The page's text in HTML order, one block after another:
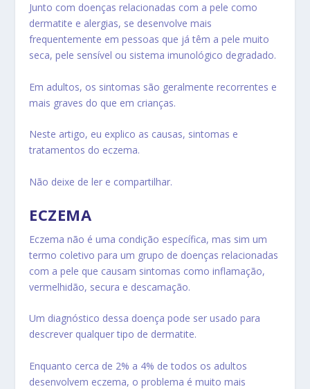
Junto com doenças relacionadas com a pele como
dermatite e alergias, se desenvolve mais
frequentemente em pessoas que já têm a pele muito
seca, pele sensível ou sistema imunológico degradado.
Em adultos, os sintomas são geralmente recorrentes e
mais graves do que em crianças.
Neste artigo, eu explico as causas, sintomas e
tratamentos do eczema.
Não deixe de ler e compartilhar.
ECZEMA
Eczema não é uma condição específica, mas sim um
termo coletivo para um grupo de doenças relacionadas
com a pele que causam sintomas comoinflamação,
vermelhidão, secura e descamação.
Um diagnóstico dessa doença pode ser usado para
descrever qualquer tipo de dermatite.
Enquanto cerca de 2% a 4% de todos os adultos
desenvolvem eczema, o problema é muito mais